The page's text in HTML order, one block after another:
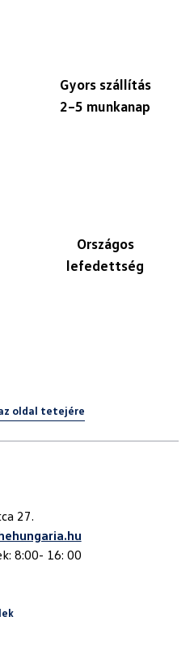
Gyors szállítás
2–5 munkanap
Országos
lefedettség
oldal tetejére
8:00- 16: 00